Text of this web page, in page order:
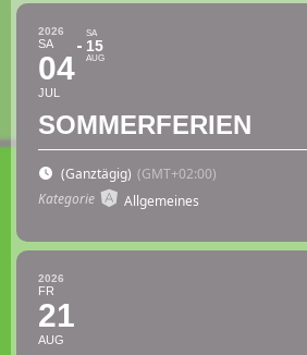
2026
SA
04
JUL
SA
15
AUG
SOMMERFERIEN
(Ganztägig) (GMT+02:00)
Kategorie
Allgemeines
2026
FR
21
AUG